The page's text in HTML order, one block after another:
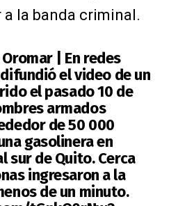
la banda criminal.
| En redes
el video de un
el pasado 10 de
armados
de 50 000
gasolinera en
sur de Quito. Cerca
ingresaron a la
de un minuto.